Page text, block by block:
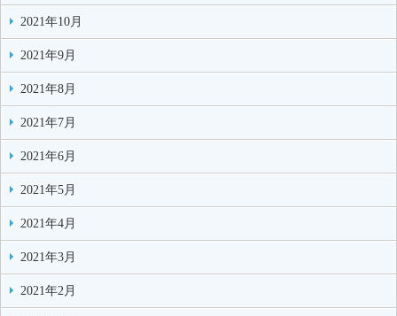
2021年10月
2021年9月
2021年8月
2021年7月
2021年6月
2021年5月
2021年4月
2021年3月
2021年2月